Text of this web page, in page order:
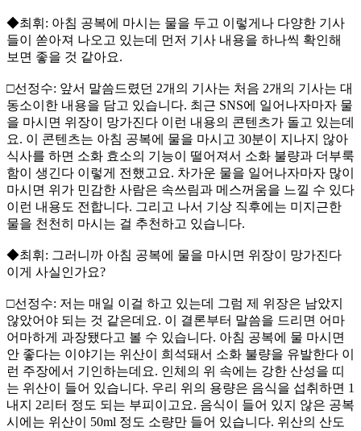
◆최휘: 아침 공복에 마시는 물을 두고 이렇게나 다양한 기사
들이 쏟아져 나오고 있는데 먼저 기사 내용을 하나씩 확인해
보면 좋을 것 같아요.
□선정수: 앞서 말씀드렸던 2개의 기사는 처음 2개의 기사는 대
동소이한 내용을 담고 있습니다. 최근 SNS에 일어나자마자 물
을 마시면 위장이 망가진다 이런 내용의 콘텐츠가 돌고 있는데
요. 이 콘텐츠는 아침 공복에 물을 마시고 30분이 지나지 않아
식사를 하면 소화 효소의 기능이 떨어져서 소화 불량과 더부룩
함이 생긴다 이렇게 전했고요. 차가운 물을 일어나자마자 많이
마시면 위가 민감한 사람은 속쓰림과 메스꺼움을 느낄 수 있다
이런 내용도 전합니다. 그리고 나서 기상 직후에는 미지근한
물을 천천히 마시는 걸 추천하고 있습니다.
◆최휘: 그러니까 아침 공복에 물을 마시면 위장이 망가진다
이게 사실인가요?
□선정수: 저는 매일 이걸 하고 있는데 그럼 제 위장은 남았지
않았어야 되는 것 같은데요. 이 결론부터 말씀을 드리면 어마
어마하게 과장됐다고 볼 수 있습니다. 아침 공복에 물 마시면
안 좋다는 이야기는 위산이 희석돼서 소화 불량을 유발한다 이
런 주장에서 기인하는데요. 인체의 위 속에는 강한 산성을 띠
는 위산이 들어 있습니다. 우리 위의 용량은 음식을 섭취하면 1
내지 2리터 정도 되는 부피이고요. 음식이 들어 있지 않은 공복
시에는 위산이 50ml 정도 소량만 들어 있습니다. 위산의 산도